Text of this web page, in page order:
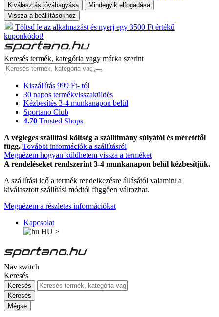
Kiválasztás jóváhagyása
Mindegyik elfogadása
Vissza a beállításokhoz
Töltsd le az alkalmazást és nyerj egy 3500 Ft értékű
kuponkódot!
Keresés termék, kategória vagy márka szerint
Kiszállítás 999 Ft- tól
30 napos termékvisszaküldés
Kézbesítés 3-4 munkanapon belül
Sportano Club
4.70 Trusted Shops
A végleges szállítási költség a szállítmány súlyától és méretétől
függ. További információk a szállításról
Megnézem hogyan küldhetem vissza a terméket
A rendeléseket rendszerint 3-4 munkanapon belül kézbesítjük.
A szállítási idő a termék rendelkezésre állásától valamint a
kiválasztott szállítási módtól függően változhat.
Megnézem a részletes információkat
Kapcsolat
HU >
Nav switch
Keresés
Keresés
Keresés
Mégse